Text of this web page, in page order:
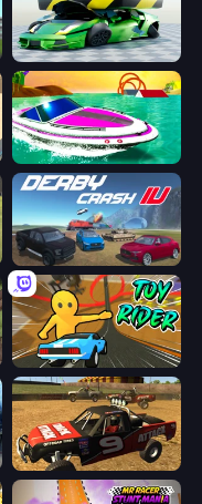
Sportcars Crash
Jet Boat Racing
Derby Crash 4
Toy Rider
Offroad Dirt Racing 3D